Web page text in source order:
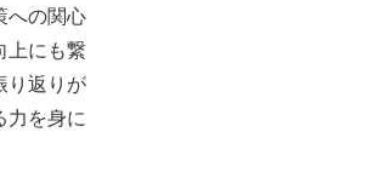
への関心
上にも繋
り返りが
力を身に